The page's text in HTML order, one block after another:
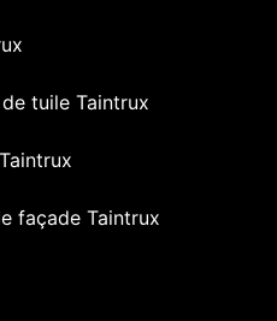
tuile Taintrux
façade Taintrux